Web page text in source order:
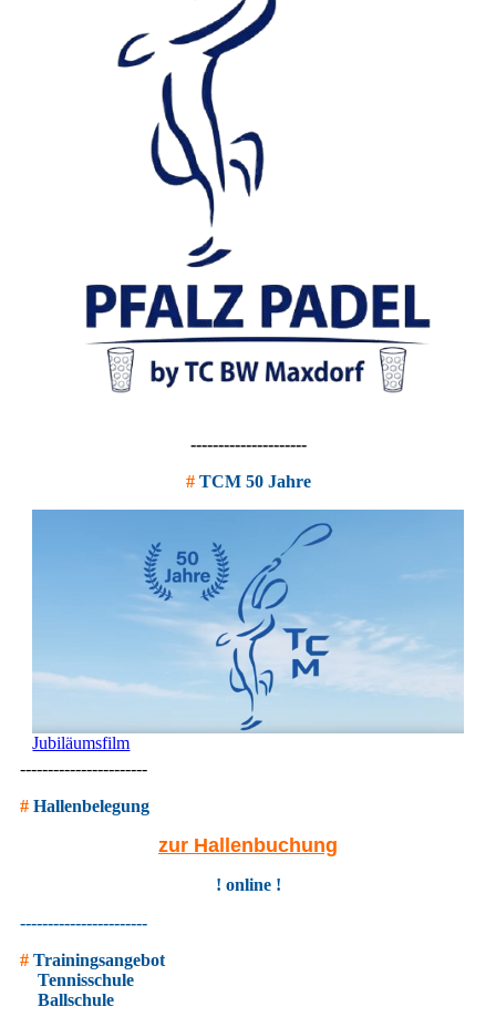
---------------------
# TCM 50 Jahre
Jubiläumsfilm
-----------------------
#Hallenbelegung
zur Hallenbuchung
! online !
-----------------------
# Trainingsangebot
Tennisschule
Ballschule